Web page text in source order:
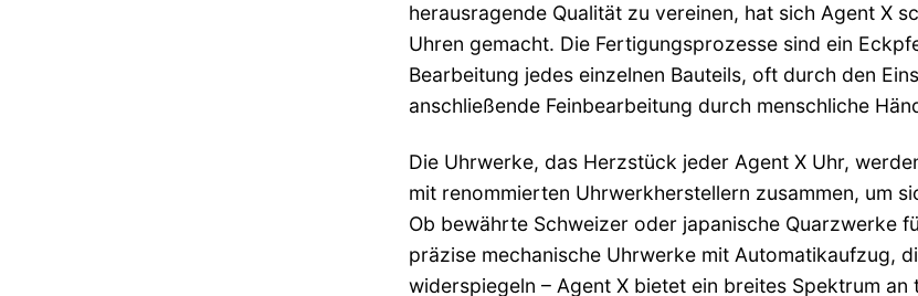
herausragende Qualität zu vereinen, hat sich Agent X
Uhren gemacht. Die Fertigungsprozesse sind ein
Bearbeitung jedes einzelnen Bauteils, oft durch den
anschließende Feinbearbeitung durch menschliche
Die Uhrwerke, das Herzstück jeder Agent X Uhr,
mit renommierten Uhrwerkherstellern zusammen, um
Ob bewährte Schweizer oder japanische Quarzwerke
präzise mechanische Uhrwerke mit Automatikaufzug,
widerspiegeln – Agent X bietet ein breites Spektrum